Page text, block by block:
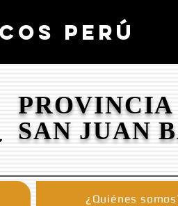
PERÚ
SAN JUAN
¿Quiénes